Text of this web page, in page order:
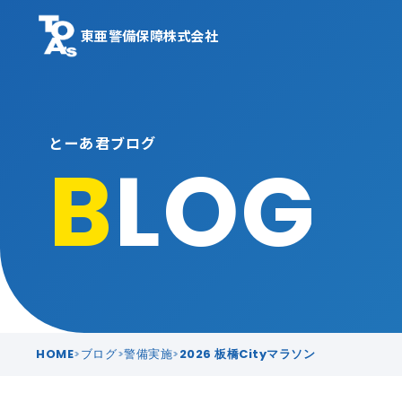
東亜警備保障株式会社
とーあ君ブログ
BLOG
HOME ブログ 警備実施 2026 板橋Cityマラソン